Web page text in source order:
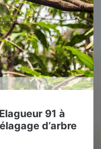
91 à
d’arbre